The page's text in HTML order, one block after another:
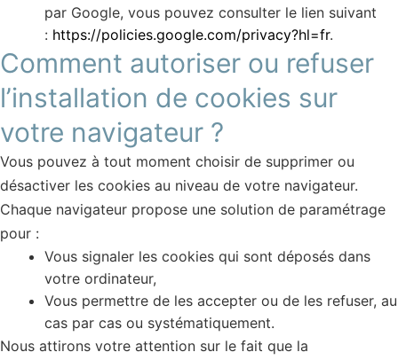
par Google, vous pouvez consulter le lien suivant
: https://policies.google.com/privacy?hl=fr.
Comment autoriser ou refuser
l’installation de cookies sur
votre navigateur ?
Vous pouvez à tout moment choisir de supprimer ou
désactiver les cookies au niveau de votre navigateur.
Chaque navigateur propose une solution de paramétrage
pour :
Vous signaler les cookies qui sont déposés dans
votre ordinateur,
Vous permettre de les accepter ou de les refuser, au
cas par cas ou systématiquement.
Nous attirons votre attention sur le fait que la